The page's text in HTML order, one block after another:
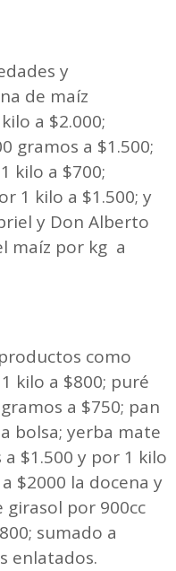
y
de maíz
a $2.000;
gramos a $1.500;
kilo a $700;
1 kilo a $1.500; y
y Don Alberto
maíz por kg a
como
kilo a $800; puré
a $750; pan
bolsa; yerba mate
$1.500 y por 1 kilo
$2000 la docena y
girasol por 900cc
sumado a
enlatados.